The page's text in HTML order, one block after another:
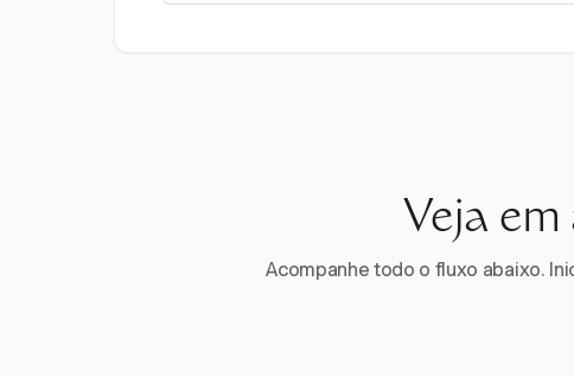
Veja
Acompanhe todo o fluxo abaixo.